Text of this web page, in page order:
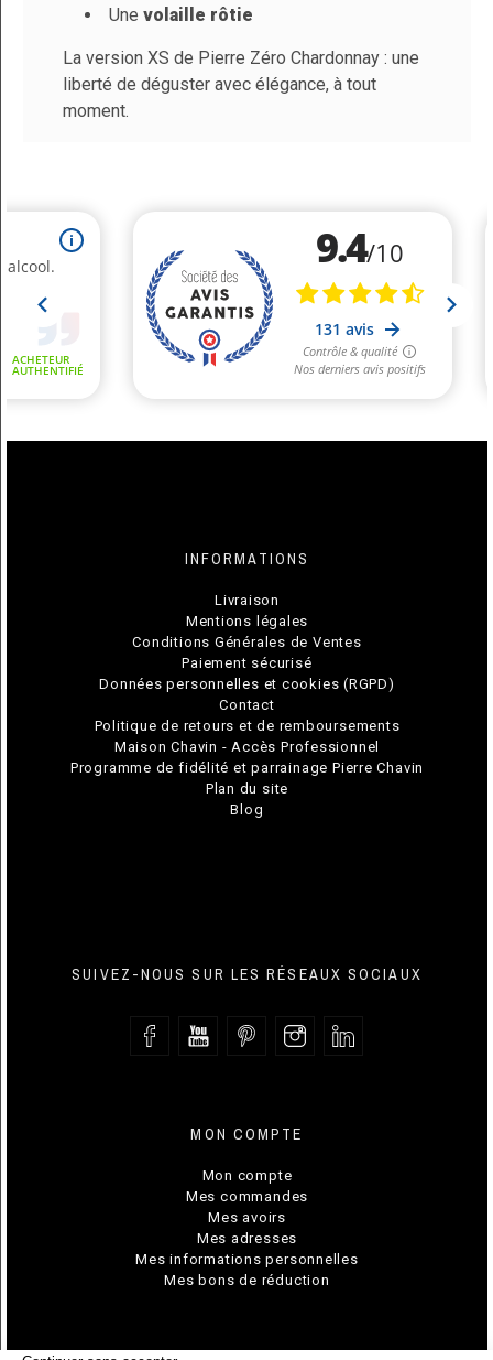
Une volaille rôtie
La version XS de Pierre Zéro Chardonnay : une
liberté de déguster avec élégance, à tout
moment.
INFORMATIONS
Livraison
Mentions légales
Conditions Générales de Ventes
Paiement sécurisé
Données personnelles et cookies (RGPD)
Contact
Politique de retours et de remboursements
Maison Chavin - Accès Professionnel
Programme de fidélité et parrainage Pierre Chavin
Plan du site
Blog
SUIVEZ-NOUS SUR LES RÉSEAUX SOCIAUX
MON COMPTE
Mon compte
Mes commandes
Mes avoirs
Mes adresses
Mes informations personnelles
Mes bons de réduction